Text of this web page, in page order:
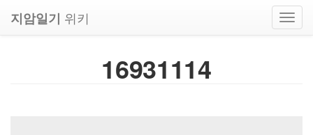
지암일기 위키
16931114